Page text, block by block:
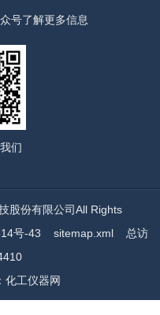
号了解更多信息
们
股份有限公司All Rights
号-43 sitemap.xml 总访
化工仪器网